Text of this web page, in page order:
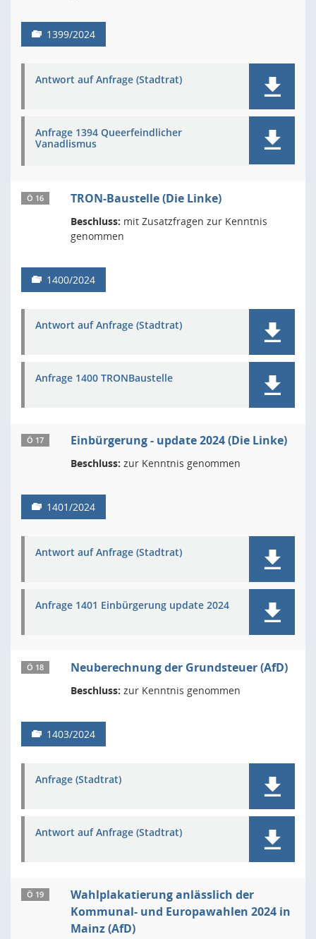
1399/2024
Antwort auf Anfrage (Stadtrat)
Anfrage 1394 Queerfeindlicher
Vanadlismus
Ö 16 TRON-Baustelle (Die Linke)
Beschluss: mit Zusatzfragen zur Kenntnis
genommen
1400/2024
Antwort auf Anfrage (Stadtrat)
Anfrage 1400 TRONBaustelle
Ö 17 Einbürgerung - update 2024 (Die Linke)
Beschluss: zur Kenntnis genommen
1401/2024
Antwort auf Anfrage (Stadtrat)
Anfrage 1401 Einbürgerung update 2024
Ö 18 Neuberechnung der Grundsteuer (AfD)
Beschluss: zur Kenntnis genommen
1403/2024
Anfrage (Stadtrat)
Antwort auf Anfrage (Stadtrat)
Ö 19
Wahlplakatierung anlässlich der
Kommunal- und Europawahlen 2024 in
Mainz (AfD)